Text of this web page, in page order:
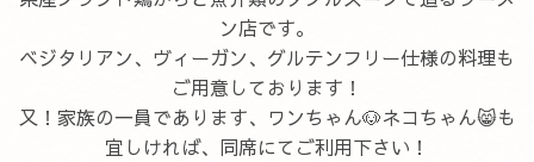
ン店です。
ベジタリアン、ヴィーガン、グルテンフリー仕様の料理も
ご用意しております！
又！家族の一員であります、ワンちゃん🐶ネコちゃん😸も
宜しければ、同席にてご利用下さい！